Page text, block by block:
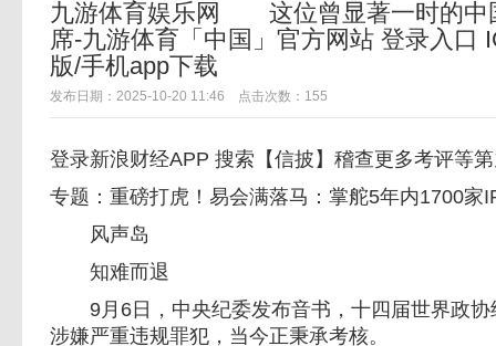
九游体育娱乐网 这位曾显著一时的中
席-九游体育「中国」官方网站 登录入口
版/手机app下载
发布日期：2025-10-20 11:46 点击次数：155
登录新浪财经APP 搜索【信披】稽查更多考评等
专题：重磅打虎！易会满落马：掌舵5年内1700家
风声岛
知难而退
9月6日，中央纪委发布音书，十四届世界政协
涉嫌严重违规罪犯，当今正秉承考核。